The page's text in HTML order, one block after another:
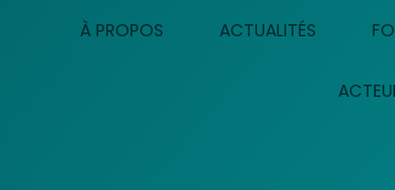
À PROPOS ACTUALITÉS